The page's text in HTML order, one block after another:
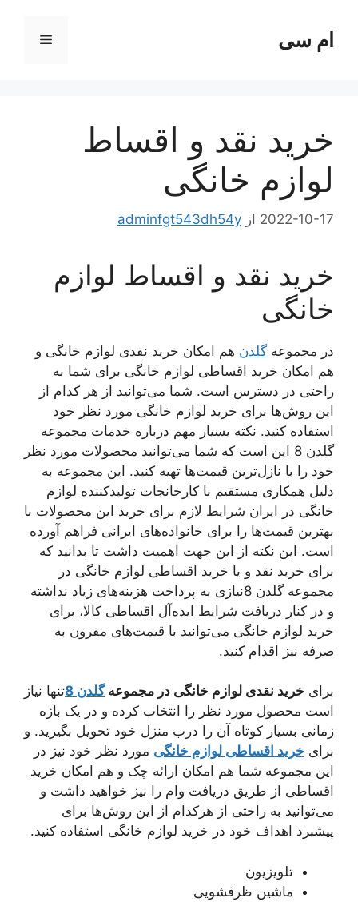
محتواام سی فهرست
خرید نقد و اقساط
لوازم خانگی
2022-10-17 از adminfgt543dh54y
خرید نقد و اقساط لوازم
خانگی
در مجموعه گلدن هم امکان خرید نقدی لوازم خانگی و
هم امکان خرید اقساطی لوازم خانگی برای شما به
راحتی در دسترس است. شما می‌توانید از هر کدام از
این روش‌ها برای خرید لوازم خانگی مورد نظر خود
استفاده کنید. نکته بسیار مهم درباره خدمات مجموعه
گلدن 8 این است که شما می‌توانید محصولات مورد نظر
خود را با نازل‌ترین قیمت‌ها تهیه کنید. این مجموعه به
دلیل همکاری مستقیم با کارخانجات تولیدکننده لوازم
خانگی در ایران شرایط لازم برای خرید این محصولات با
بهترین قیمت‌ها را برای خانواده‌های ایرانی فراهم آورده
است. این نکته از این جهت اهمیت داشت تا بدانید که
برای خرید نقد و یا خرید اقساطی لوازم خانگی در
مجموعه گلدن 8نیازی به پرداخت هزینه‌های زیاد نداشته
و در کنار دریافت شرایط ایده‌آل اقساطی کالا، برای
خرید لوازم خانگی می‌توانید با قیمت‌های مقرون به
صرفه نیز اقدام کنید.
برای خرید نقدی لوازم خانگی در مجموعهگلدن 8
تنها نیاز
است محصول مورد نظر را انتخاب کرده و در یک بازه
زمانی بسیار کوتاه آن را درب منزل خود تحویل بگیرید. و
برای خرید اقساطی لوازم خانگی مورد نظر خود نیز در
این مجموعه شما هم امکان ارائه چک و هم امکان خرید
اقساطی از طریق دریافت وام را نیز خواهید داشت و
می‌توانید به راحتی از هرکدام از این روش‌ها برای
پیشبرد اهداف خود در خرید لوازم خانگی استفاده کنید.
تلویزیون
ماشین ظرفشویی